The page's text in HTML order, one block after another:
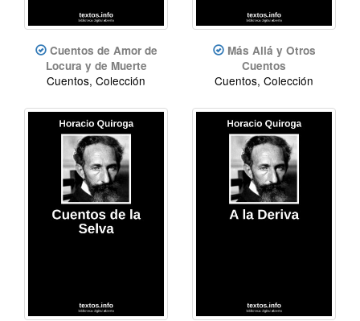
Cuentos de Amor de
Locura y de Muerte
Cuentos, Colección
Más Allá y Otros
Cuentos
Cuentos, Colección